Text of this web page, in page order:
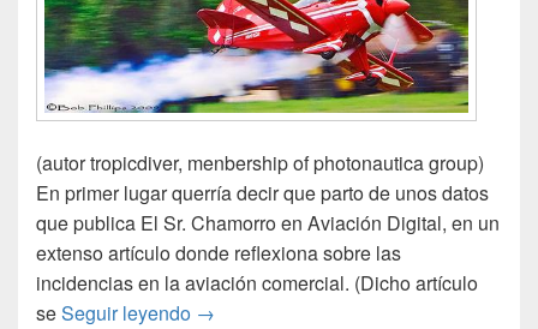
(autor tropicdiver, menbership of photonautica group)
En primer lugar querría decir que parto de unos datos
que publica El Sr. Chamorro en Aviación Digital, en un
extenso artículo donde reflexiona sobre las
incidencias en la aviación comercial. (Dicho artículo
seSeguir leyendo La seguridad aérea en cifras…
→